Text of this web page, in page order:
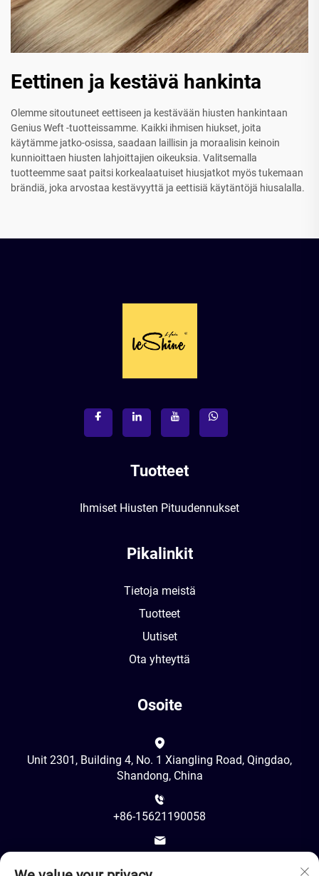
Eettinen ja kestävä hankinta
Olemme sitoutuneet eettiseen ja kestävään hiusten hankintaan
Genius Weft -tuotteissamme. Kaikki ihmisen hiukset, joita
käytämme jatko-osissa, saadaan laillisin ja moraalisin keinoin
kunnioittaen hiusten lahjoittajien oikeuksia. Valitsemalla
tuotteemme saat paitsi korkealaatuiset hiusjatkot myös tukemaan
brändiä, joka arvostaa kestävyyttä ja eettisiä käytäntöjä hiusalalla.
Tuotteet
Ihmiset Hiusten Pituudennukset
Pikalinkit
Tietoja meistä
Tuotteet
Uutiset
Ota yhteyttä
Osoite
Unit 2301, Building 4, No. 1 Xiangling Road, Qingdao,
Shandong, China
+86-15621190058